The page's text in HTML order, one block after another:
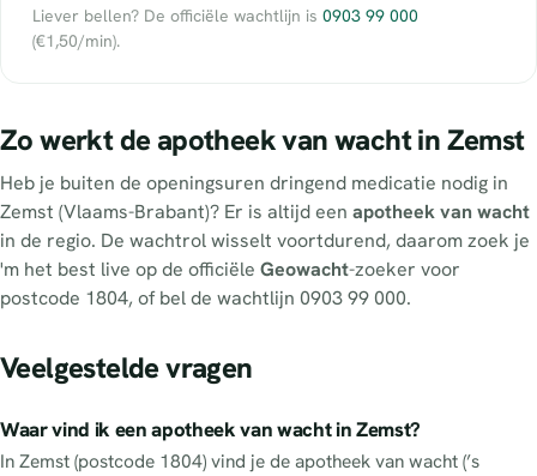
Liever bellen? De officiële wachtlijn is 0903 99 000
(€1,50/min).
Zo werkt de apotheek van wacht in Zemst
Heb je buiten de openingsuren dringend medicatie nodig in
Zemst (Vlaams-Brabant)? Er is altijd een apotheek van wacht
in de regio. De wachtrol wisselt voortdurend, daarom zoek je
'm het best live op de officiële Geowacht-zoeker voor
postcode 1804, of bel de wachtlijn 0903 99 000.
Veelgestelde vragen
Waar vind ik een apotheek van wacht in Zemst?
In Zemst (postcode 1804) vind je de apotheek van wacht (’s